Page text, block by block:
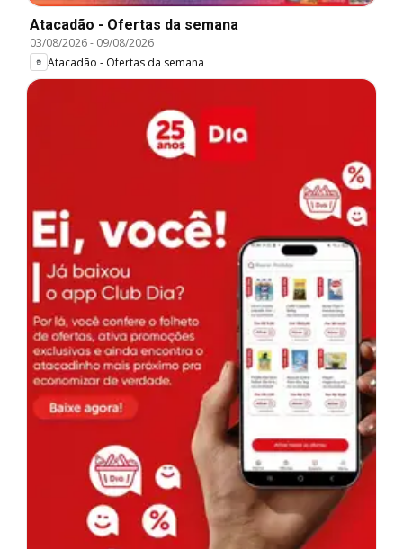
Atacadão - Ofertas da semana
03/08/2026- 09/08/2026
Atacadão - Ofertas da semana